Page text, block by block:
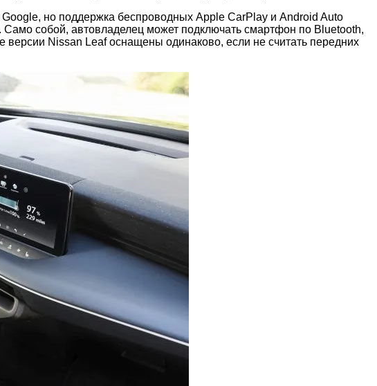
но поддержка беспроводных Apple CarPlay и Android Auto
собой, автовладелец может подключать смартфон по Bluetooth,
версии Nissan Leaf оснащены одинаково, если не считать передних